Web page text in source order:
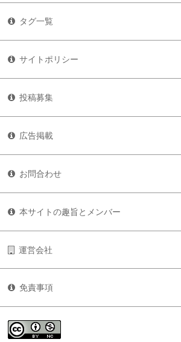
タグ一覧
サイトポリシー
投稿募集
広告掲載
お問合わせ
本サイトの趣旨とメンバー
運営会社
免責事項